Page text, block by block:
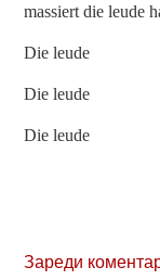
massiert die leude
Die leude
Die leude
Die leude
Зареди